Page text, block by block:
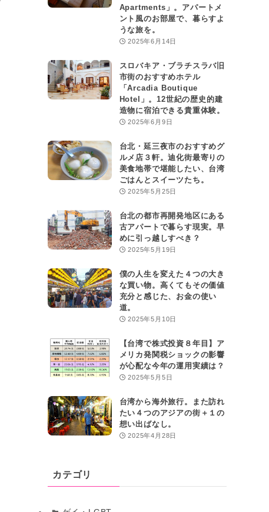
Apartments」。アパートメ
ント風のお部屋で、暮らすよ
うな旅を。
2025年6月14日
スロバキア・ブラチスラバ旧
市街のおすすめホテル
「Arcadia Boutique
Hotel」。12世紀の歴史的建
造物に宿泊できる貴重体験。
2025年6月9日
台北・延三夜市のおすすめグ
ルメ店３軒。迪化街最寄りの
美食地帯で堪能したい、台湾
ごはんとスイーツたち。
2025年5月25日
台北の都市再開発地区にある
古アパートで暮らす現実。早
めに引っ越しすべき？
2025年5月19日
僕の人生を変えた４つの大き
な買い物。高くてもその価値
充分と感じた、お金の使い
道。
2025年5月10日
【台湾で株式投資８年目】ア
メリカ発関税ショックの影響
が心配な今年の運用実績は？
2025年5月5日
台湾から海外旅行。また訪れ
たい４つのアジアの街＋１の
想い出ばなし。
2025年4月28日
カテゴリ